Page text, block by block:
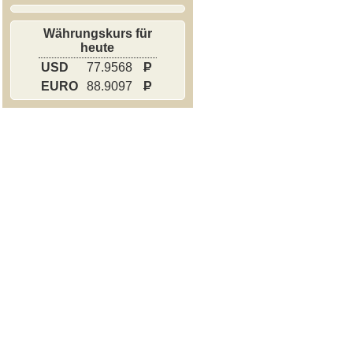
Währungskurs für
heute
USD
77.9568
P
EURO
88.9097 P